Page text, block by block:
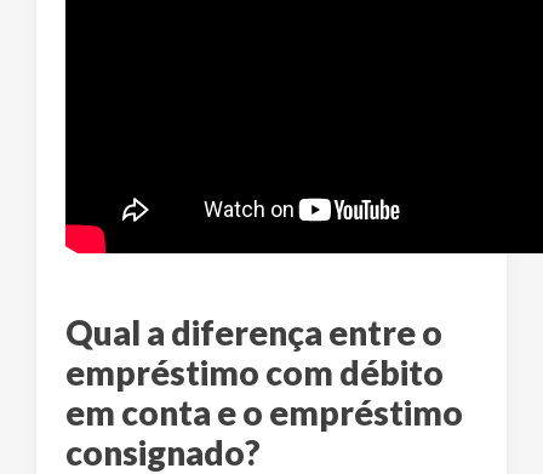
Qual a diferença entre o
empréstimo com débito
em conta e o empréstimo
consignado?